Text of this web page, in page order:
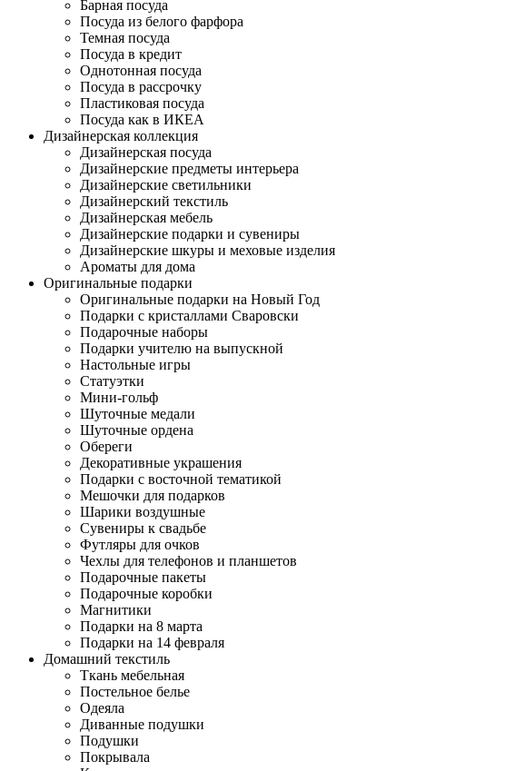
Барная посуда
Посуда из белого фарфора
Темная посуда
Посуда в кредит
Однотонная посуда
Посуда в рассрочку
Пластиковая посуда
Посуда как в ИКЕА
Дизайнерская коллекция
Дизайнерская посуда
Дизайнерские предметы интерьера
Дизайнерские светильники
Дизайнерский текстиль
Дизайнерская мебель
Дизайнерские подарки и сувениры
Дизайнерские шкуры и меховые изделия
Ароматы для дома
Оригинальные подарки
Оригинальные подарки на Новый Год
Подарки с кристаллами Сваровски
Подарочные наборы
Подарки учителю на выпускной
Настольные игры
Статуэтки
Мини-гольф
Шуточные медали
Шуточные ордена
Обереги
Декоративные украшения
Подарки с восточной тематикой
Мешочки для подарков
Шарики воздушные
Сувениры к свадьбе
Футляры для очков
Чехлы для телефонов и планшетов
Подарочные пакеты
Подарочные коробки
Магнитики
Подарки на 8 марта
Подарки на 14 февраля
Домашний текстиль
Ткань мебельная
Постельное белье
Одеяла
Диванные подушки
Подушки
Покрывала